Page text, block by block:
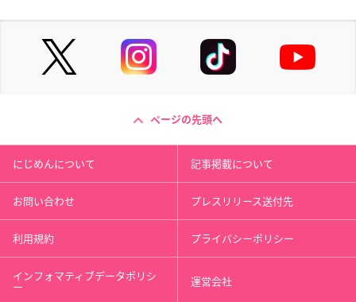
ページの先頭へ
にじめんについて 記事掲載について
お問い合わせ プレスリリース送付先
利用規約 プライバシーポリシー
インフォマティブデータポリシ
ー 運営会社